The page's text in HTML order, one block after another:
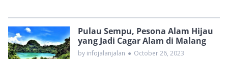
Pulau Sempu, Pesona Alam Hijau
yang Jadi Cagar Alam di Malang
by infojalanjalan ● October 26, 2023